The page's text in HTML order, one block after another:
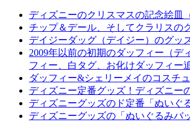
ディズニーのクリスマスの記念絵皿
チップ＆デール、そしてクラリスの
デイジーダッグ（デイジー）のグッ
2009年以前の初期のダッフィー（
フィー、白タグ、お化けダッフィー
ダッフィー&シェリーメイのコスチ
ディズニー定番グッズ！ディズニー
ディズニーグッズのド定番「ぬいぐ
ディズニーグッズの「ぬいぐるみバ